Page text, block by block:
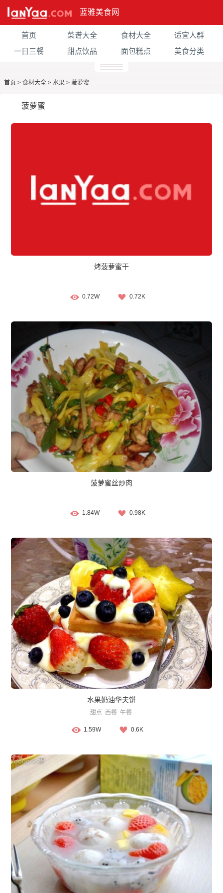
蓝雅美食网
首页 菜谱大全 食材大全
适宜人群
一日三餐
甜点饮品 面包糕点 美食分类
首页 > 食材大全 > 水果 > 菠萝蜜
菠萝蜜
烤菠萝蜜干
0.72W 0.72K
菠萝蜜丝炒肉
1.84W 0.98K
水果奶油华夫饼
甜点 西餐 午餐
1.59W 0.6K